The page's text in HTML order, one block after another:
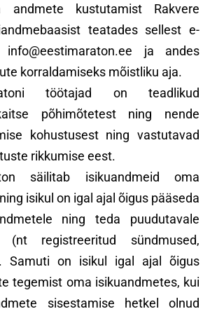
kustutamist Rakvere
teatades sellest e-
ja andes
korraldamiseks mõistliku aja.
töötajad on teadlikud
põhimõtetest ning nende
kohustusest ning vastutavad
rikkumise eest.
säilitab isikuandmeid oma
isikul on igal ajal õigus pääseda
ning teda puudutavale
(nt registreeritud sündmused,
Samuti on isikul igal ajal õigus
tegemist oma isikuandmetes, kui
sisestamise hetkel olnud